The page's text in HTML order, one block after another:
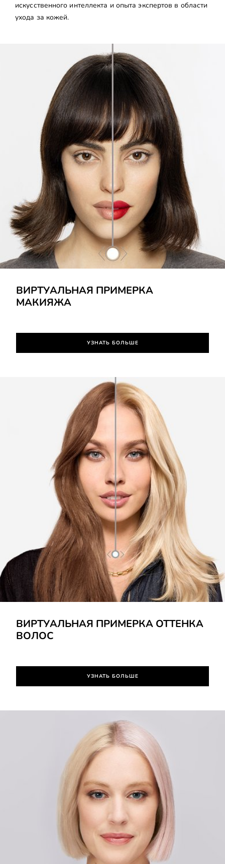
искусственного интеллекта и опыта экспертов в области
ухода за кожей.
ВИРТУАЛЬНАЯ ПРИМЕРКА
МАКИЯЖА
УЗНАТЬ БОЛЬШЕ
ВИРТУАЛЬНАЯ ПРИМЕРКА ОТТЕНКА
ВОЛОС
УЗНАТЬ БОЛЬШЕ